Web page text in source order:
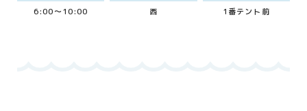
6:00～10:00
西
1番テント前